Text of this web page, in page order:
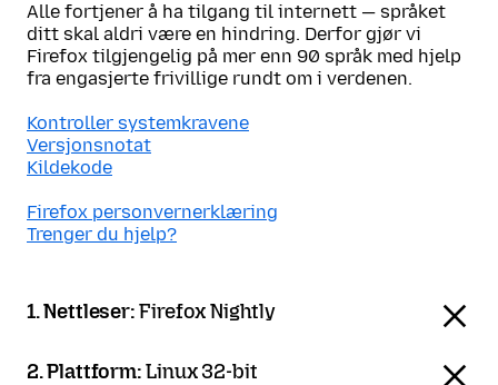
Alle fortjener å ha tilgang til internett — språket
ditt skal aldri være en hindring. Derfor gjør vi
Firefox tilgjengelig på mer enn 90 språk med hjelp
fra engasjerte frivillige rundt om i verdenen.
Kontroller systemkravene
Versjonsnotat
Kildekode
Firefox personvernerklæring
Trenger du hjelp?
1. Nettleser:Firefox Nightly
2. Plattform:Linux 32-bit